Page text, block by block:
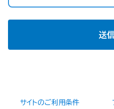
送
サイトのご利用条件